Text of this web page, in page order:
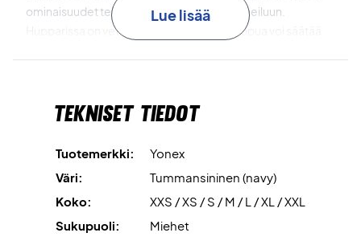
ominaisuudet tekevät siitä ihanteellisen urheiluun.
Hupparissa on vetoketju edessä ja sen huppua voi säätää
Kaiken kaikkiaan täydellinen treenihuppari tennikseen!
Materiaali: 100% polyesteri
Lue lisää
Tekniset tiedot
Tuotemerkki:
Yonex
Väri:
Tummansininen (navy)
Koko:
XXS / XS / S / M / L / XL / XXL
Sukupuoli:
Miehet